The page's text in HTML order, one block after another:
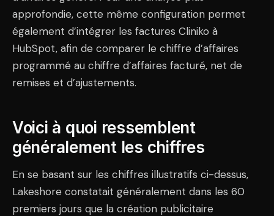
approfondie, cette même configuration permet
également d’intégrer les factures Cliniko à
HubSpot, afin de comparer le chiffre d’affaires
programmé au chiffre d’affaires facturé, net de
remises et d’ajustements.
Voici à quoi ressemblent
généralement les chiffres
En se basant sur les chiffres illustratifs ci-dessus,
Lakeshore constatait généralement dans les 60
premiers jours que la création publicitaire